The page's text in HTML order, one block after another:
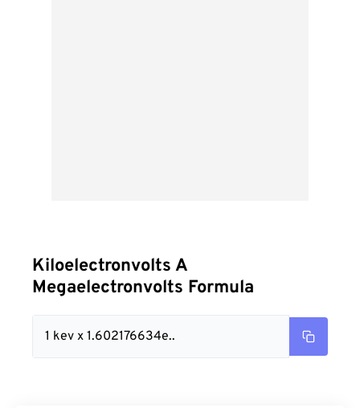
Kiloelectronvolts A
Megaelectronvolts Formula
1 kev x 1.602176634e..